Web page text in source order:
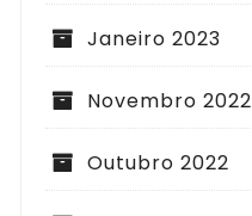
Janeiro 2023
Novembro 2022
Outubro 2022